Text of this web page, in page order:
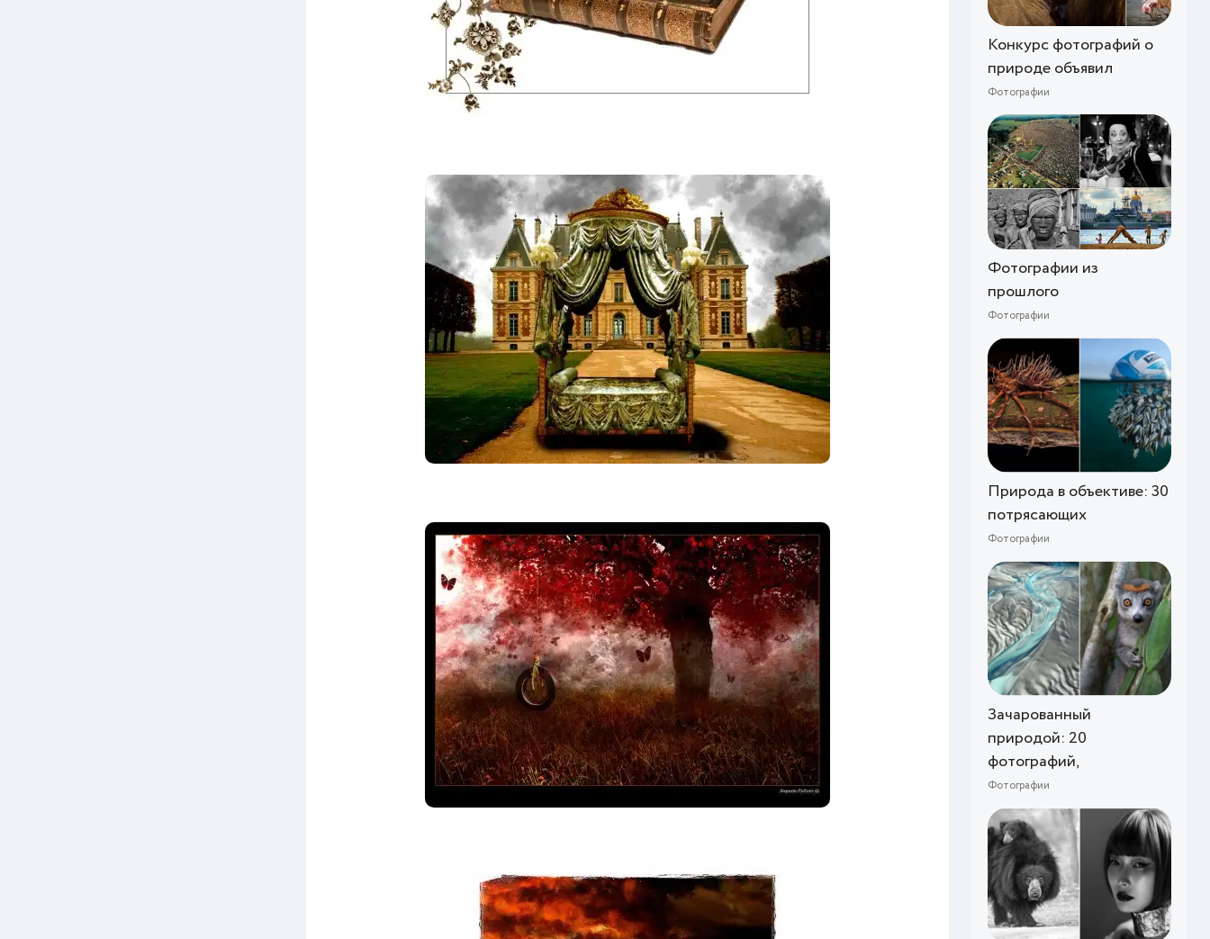
Конкурс фотографий о
природе объявил
Фотографии
Фотографии из
прошлого
Фотографии
Природа в объективе: 30
потрясающих
Фотографии
Зачарованный
природой: 20
фотографий,
Фотографии